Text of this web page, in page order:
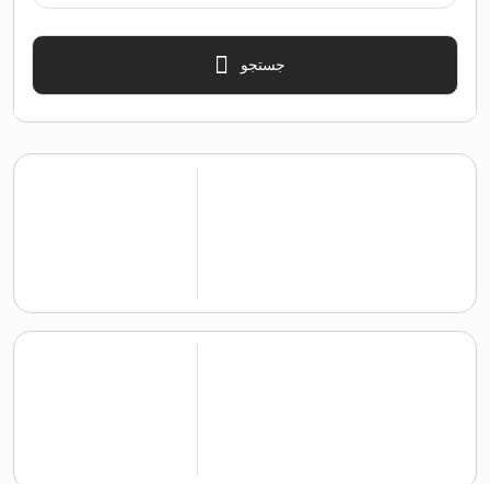
جستجو